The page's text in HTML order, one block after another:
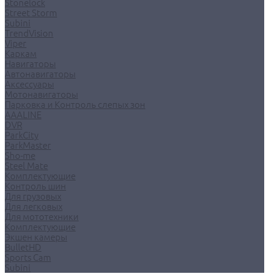
Stonelock
Street Storm
Subini
TrendVision
Viper
Каркам
Навигаторы
Автонавигаторы
Аксессуары
Мотонавигаторы
Парковка и Контроль слепых зон
AAALINE
DVR
ParkCity
ParkMaster
Sho-me
Steel Mate
Комплектующие
Контроль шин
Для грузовых
Для легковых
Для мототехники
Комплектующие
Экшен камеры
BulletHD
Sports Cam
Subini